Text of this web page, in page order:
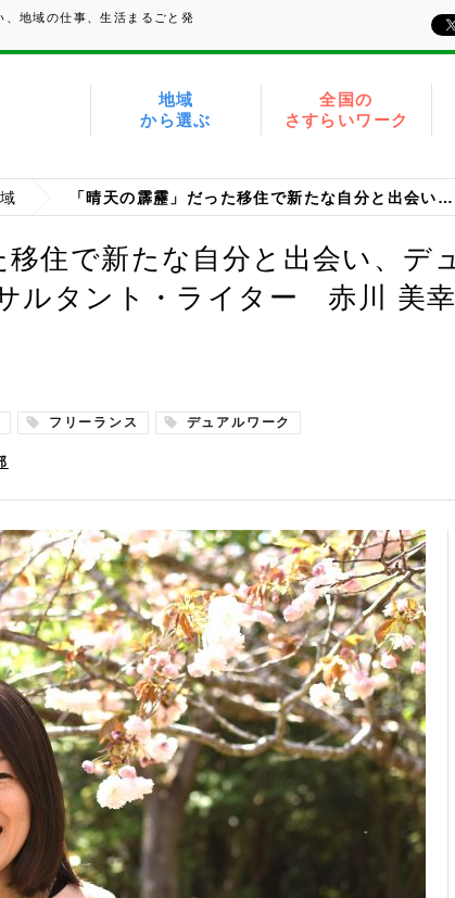
地域の仕事、生活まるごと発
地域
から選ぶ
全国の
さすらいワーク
「晴天の霹靂」だった移住で新たな自分と出会い、デュアルワークで再び夢を追う （スイーツコンサルタント・ライター 赤川 美幸さん／千葉県南房総市）
移住で新たな自分と出会い、デ
ルタント・ライター 赤川 美
フリーランス デュアルワーク